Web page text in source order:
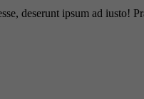
deserunt ipsum ad iusto!